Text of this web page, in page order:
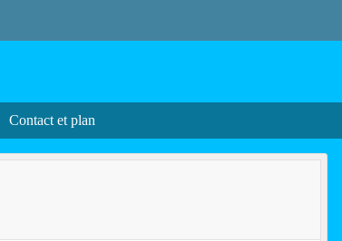
Contact et plan